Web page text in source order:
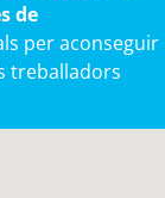
de
per aconseguir
treballadors